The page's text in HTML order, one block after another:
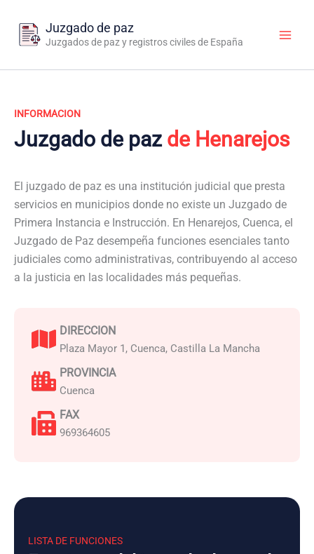
contenido
Juzgado de paz
Juzgados de paz y registros civiles de España
INFORMACION
Juzgado de paz de Henarejos
El juzgado de paz es una institución judicial que presta
servicios en municipios donde no existe un Juzgado de
Primera Instancia e Instrucción. En Henarejos, Cuenca, el
Juzgado de Paz desempeña funciones esenciales tanto
judiciales como administrativas, contribuyendo al acceso
a la justicia en las localidades más pequeñas.
DIRECCION
Plaza Mayor 1, Cuenca, Castilla La Mancha
PROVINCIA
Cuenca
FAX
969364605
LISTA DE FUNCIONES